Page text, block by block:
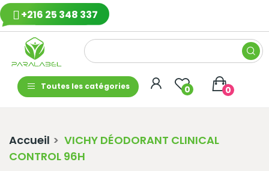
+216 25 348 337
Toutes les catégories 0 0
Accueil
VICHY DÉODORANT CLINICAL
CONTROL 96H